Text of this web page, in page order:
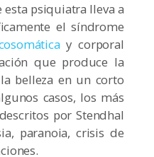
psiquiatra lleva a
el síndrome
y corporal
que produce la
belleza en un corto
casos, los más
por Stendhal
paranoia, crisis de